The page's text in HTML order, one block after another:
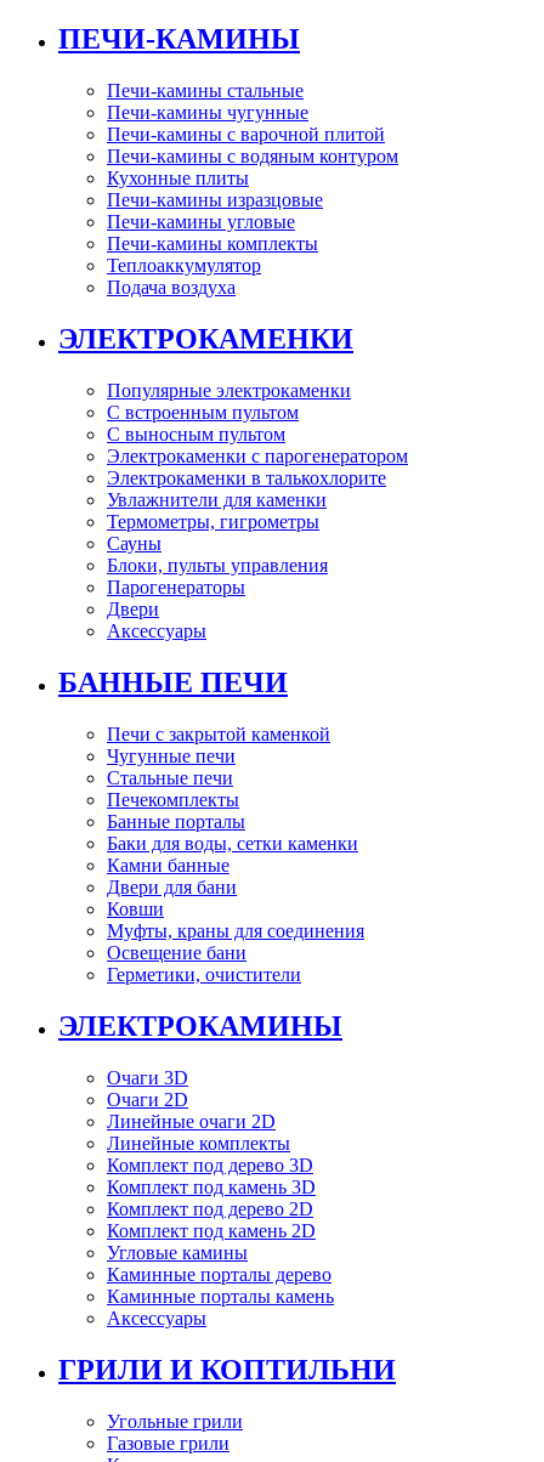
ПЕЧИ-КАМИНЫ
Печи-камины стальные
Печи-камины чугунные
Печи-камины с варочной плитой
Печи-камины с водяным контуром
Кухонные плиты
Печи-камины изразцовые
Печи-камины угловые
Печи-камины комплекты
Теплоаккумулятор
Подача воздуха
ЭЛЕКТРОКАМЕНКИ
Популярные электрокаменки
С встроенным пультом
С выносным пультом
Электрокаменки с парогенератором
Электрокаменки в талькохлорите
Увлажнители для каменки
Термометры, гигрометры
Сауны
Блоки, пульты управления
Парогенераторы
Двери
Аксессуары
БАННЫЕ ПЕЧИ
Печи с закрытой каменкой
Чугунные печи
Стальные печи
Печекомплекты
Банные порталы
Баки для воды, сетки каменки
Камни банные
Двери для бани
Ковши
Муфты, краны для соединения
Освещение бани
Герметики, очистители
ЭЛЕКТРОКАМИНЫ
Очаги 3D
Очаги 2D
Линейные очаги 2D
Линейные комплекты
Комплект под дерево 3D
Комплект под камень 3D
Комплект под дерево 2D
Комплект под камень 2D
Угловые камины
Каминные порталы дерево
Каминные порталы камень
Аксессуары
ГРИЛИ И КОПТИЛЬНИ
Угольные грили
Газовые грили